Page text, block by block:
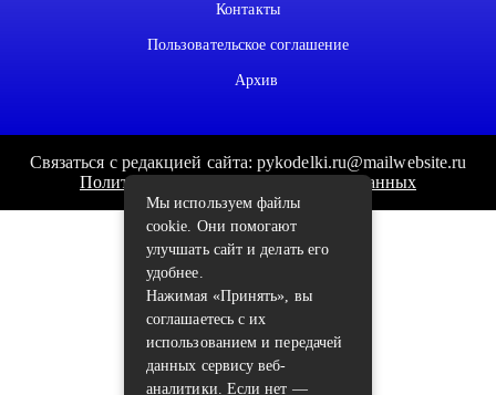
Контакты
Пользовательское соглашение
Архив
Связаться с редакцией сайта: pykodelki.ru@mailwebsite.ru
Политика обработки персональных данных
Мы используем файлы
cookie. Они помогают
улучшать сайт и делать его
удобнее.
Нажимая «Принять», вы
соглашаетесь с их
использованием и передачей
данных сервису веб-
аналитики. Если нет —